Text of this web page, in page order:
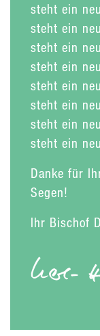
steht ein
steht ein
steht ein
steht ein
steht ein
steht ein
steht ein
steht ein
Danke für
Segen!
Ihr Bischof